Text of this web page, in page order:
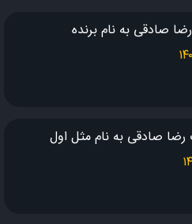
هوات پره
کن بره
کنم
رضا صادقی به نام برنده
رضا صادقی به نام مثل اول